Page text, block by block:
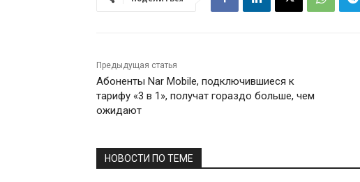
Предыдущая статья
Абоненты Nar Mobile, подключившиеся к
тарифу «3 в 1», получат гораздо больше, чем
ожидают
НОВОСТИ ПО ТЕМЕ